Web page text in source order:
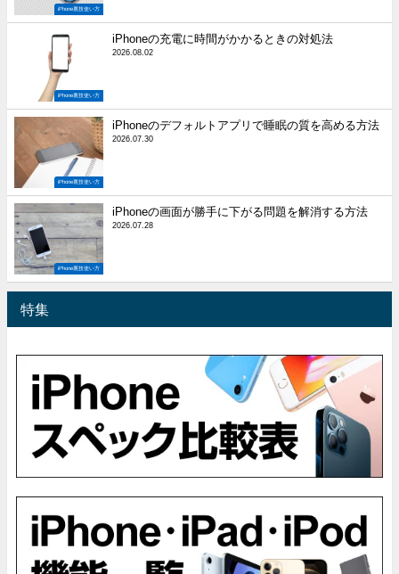
iPhone裏技使い方
iPhone裏技使い方
iPhoneの充電に時間がかかるときの対処法
2026.08.02
iPhone裏技使い方
iPhoneのデフォルトアプリで睡眠の質を高める方法
2026.07.30
iPhone裏技使い方
iPhoneの画面が勝手に下がる問題を解消する方法
2026.07.28
特集